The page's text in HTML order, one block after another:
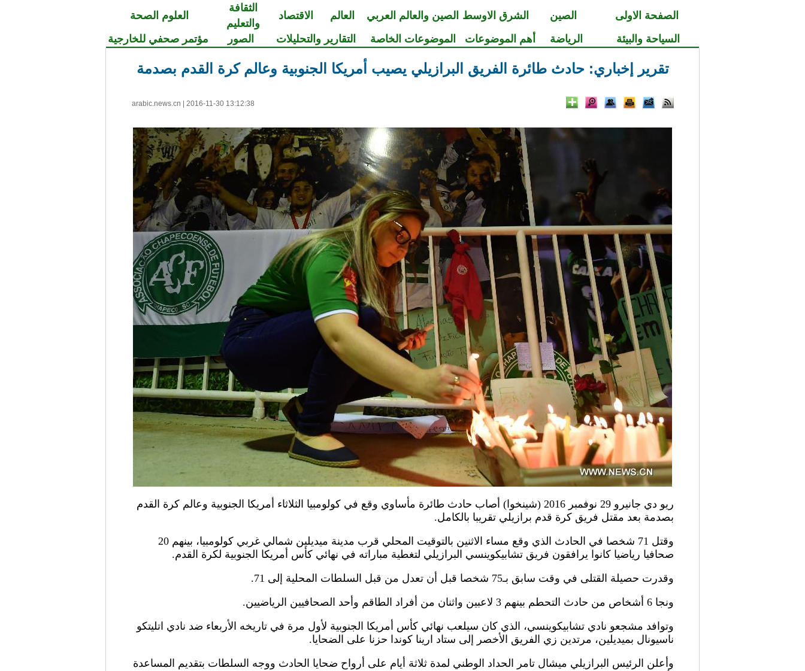
الصفحة الاولى الصين الشرق الاوسط الصين والعالم العربي العالم الاقتصاد
الثقافة
والتعليم
العلوم الصحة
السياحة والبيئة
الرياضة أهم الموضوعات الموضوعات الخاصة التقارير والتحليلات الصور مؤتمر صحفي للخارجية
تقرير إخباري: حادث طائرة الفريق البرازيلي يصيب أمريكا الجنوبية وعالم كرة القدم بصدمة
arabic.news.cn 2016-11-30 13:12:38
ريو دي جانيرو 29 نوفمبر 2016 (شينخوا) أصاب حادث طائرة مأساوي وقع في كولومبيا الثلاثاء أمريكا الجنوبية وعالم كرة القدم
بصدمة بعد مقتل فريق كرة قدم برازيلي تقريبا بالكامل.
وقتل 71 شخصا في الحادث الذي وقع مساء الاثنين بالتوقيت المحلي قرب مدينة ميديلين شمالي غربي كولومبيا، بينهم 20
صحافيا رياضيا كانوا يرافقون فريق تشابيكوينسي البرازيلي لتغطية مباراته في نهائي كأس أمريكا الجنوبية لكرة القدم.
وقدرت حصيلة القتلى في وقت سابق بـ75 شخصا قبل أن تعدل من قبل السلطات المحلية إلى 71.
ونجا 6 أشخاص من حادث التحطم بينهم 3 لاعبين واثنان من أفراد الطاقم وأحد الصحافيين الرياضيين.
وتوافد مشجعو نادي تشابيكوينسي، الذي كان سيلعب نهائي كأس أمريكا الجنوبية لأول مرة في تاريخه الأربعاء ضد نادي اتليتكو
ناسيونال بميديلين، مرتدين زي الفريق الأخصر إلى ستاد ارينا كوندا حزنا على الضحايا.
وأعلن الرئيس البرازيلي ميشال تامر الحداد الوطني لمدة ثلاثة أيام على أرواح ضحايا الحادث ووجه السلطات بتقديم المساعدة